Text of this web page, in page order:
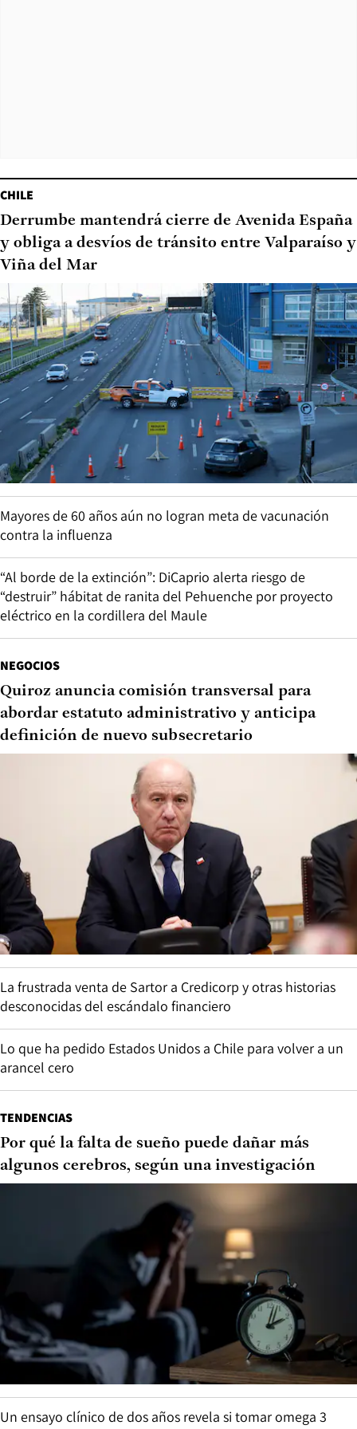
CHILE
Derrumbe mantendrá cierre de Avenida España
y obliga a desvíos de tránsito entre Valparaíso y
Viña del Mar
Mayores de 60 años aún no logran meta de vacunación
contra la influenza
“Al borde de la extinción”: DiCaprio alerta riesgo de
“destruir” hábitat de ranita del Pehuenche por proyecto
eléctrico en la cordillera del Maule
NEGOCIOS
Quiroz anuncia comisión transversal para
abordar estatuto administrativo y anticipa
definición de nuevo subsecretario
La frustrada venta de Sartor a Credicorp y otras historias
desconocidas del escándalo financiero
Lo que ha pedido Estados Unidos a Chile para volver a un
arancel cero
TENDENCIAS
Por qué la falta de sueño puede dañar más
algunos cerebros, según una investigación
Un ensayo clínico de dos años revela si tomar omega 3